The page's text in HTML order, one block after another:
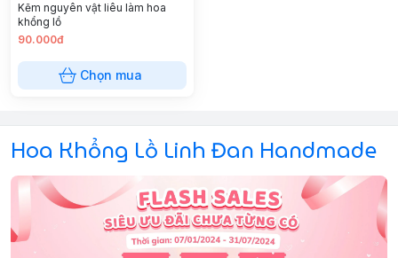
Kẽm nguyên vật liêu làm hoa
khổng lồ
90.000đ
Chọn mua
Hoa Khổng Lồ Linh Đan Handmade